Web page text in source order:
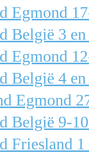
Egmond
België 3
Egmond
België 4
Egmond
België 9-
Friesland